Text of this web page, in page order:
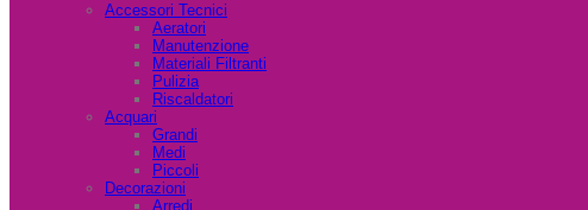
Accessori Tecnici
Aeratori
Manutenzione
Materiali Filtranti
Pulizia
Riscaldatori
Acquari
Grandi
Medi
Piccoli
Decorazioni
Arredi